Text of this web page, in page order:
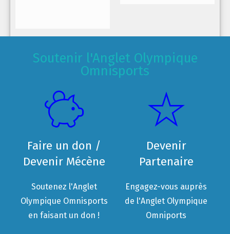
Soutenir l'Anglet Olympique
Omnisports
Faire un don /
Devenir Mécène
Soutenez l'Anglet
Olympique Omnisports
en faisant un don !
Devenir
Partenaire
Engagez-vous auprès
de l'Anglet Olympique
Omniports